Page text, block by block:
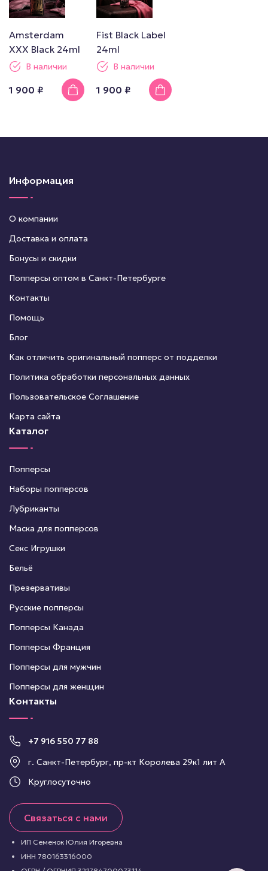
Amsterdam
XXX Black 24ml
В наличии
1 900 ₽
Fist Black Label
24ml
В наличии
1 900 ₽
Информация
О компании
Доставка и оплата
Бонусы и скидки
Попперсы оптом в Санкт-Петербурге
Контакты
Помощь
Блог
Как отличить оригинальный попперс от подделки
Политика обработки персональных данных
Пользовательское Соглашение
Карта сайта
Каталог
Попперсы
Наборы попперсов
Лубриканты
Маска для попперсов
Секс Игрушки
Бельё
Презервативы
Русские попперсы
Попперсы Канада
Попперсы Франция
Попперсы для мужчин
Попперсы для женщин
Контакты
+7 916 550 77 88
г. Санкт-Петербург, пр-кт Королева 29к1 лит А
Круглосуточно
Связаться с нами
ИП Семенок Юлия Игоревна
ИНН 780163316000